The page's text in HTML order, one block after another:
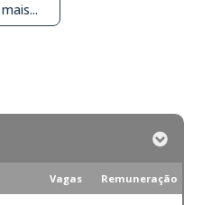
Vagas Remuneração